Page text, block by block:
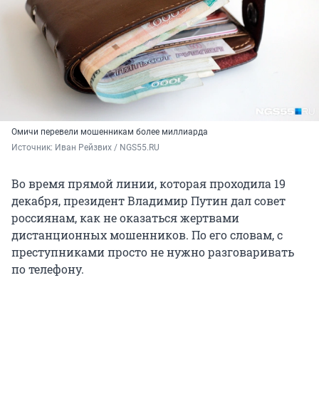
Омичи перевели мошенникам более миллиарда
Источник: Иван Рейзвих / NGS55.RU
Во время прямой линии, которая проходила 19
декабря, президент Владимир Путин дал совет
россиянам, как не оказаться жертвами
дистанционных мошенников. По его словам, с
преступниками просто не нужно разговаривать
по телефону.